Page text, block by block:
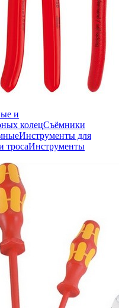
и
колецСъёмники
Инструменты для
тросаИнструменты